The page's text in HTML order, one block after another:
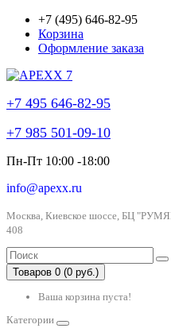
+7 (495) 646-82-95
Корзина
Оформление заказа
+7 495 646-82-95
+7 985 501-09-10
Пн-Пт 10:00 -18:00
info@apexx.ru
Москва, Киевское шоссе, БЦ
408
Товаров 0 (0 руб.)
Ваша корзина пуста!
Категории